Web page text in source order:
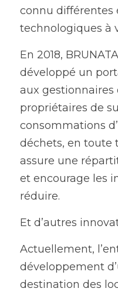
connu différentes
technologiques à
En 2018,
développé un
aux gestionnaires
propriétaires de
consommations
déchets, en toute
assure une
et encourage les
réduire.
Et d’autres
Actuellement,
développement
destination des